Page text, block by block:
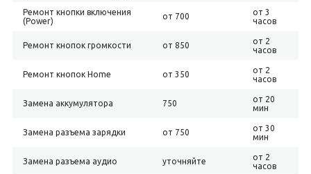
Ремонт кнопки включения
(Power)
от 700
от 3
часов
Ремонт кнопок громкости от 850
от 2
часов
Ремонт кнопок Home от 350
от 2
часов
Замена аккумулятора 750
от 20
мин
Замена разъема зарядки от 750
от 30
мин
Замена разъема аудио уточняйте
от 2
часов